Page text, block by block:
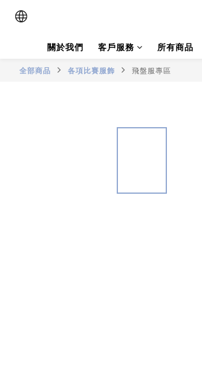
關於我們 客戶服務 所有商品
全部商品 各項比賽服飾 飛盤服專區